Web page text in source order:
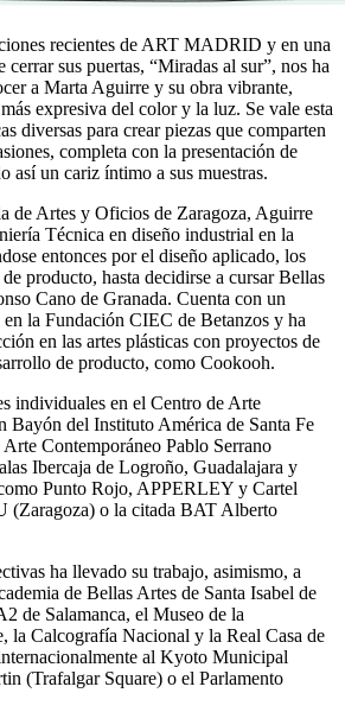
recientes de ART MADRID y en una
cerrar sus puertas, “Miradas al sur”, nos ha
a Marta Aguirre y su obra vibrante,
expresiva del color y la luz. Se vale esta
diversas para crear piezas que comparten
completa con la presentación de
así un cariz íntimo a sus muestras.
de Artes y Oficios de Zaragoza, Aguirre
Técnica en diseño industrial en la
entonces por el diseño aplicado, los
producto, hasta decidirse a cursar Bellas
Cano de Granada. Cuenta con un
la Fundación CIEC de Betanzos y ha
en las artes plásticas con proyectos de
de producto, como Cookooh.
individuales en el Centro de Arte
Bayón del Instituto América de Santa Fe
Contemporáneo Pablo Serrano
Ibercaja de Logroño, Guadalajara y
Punto Rojo, APPERLEY y Cartel
(Zaragoza) o la citada BAT Alberto
ha llevado su trabajo, asimismo, a
de Bellas Artes de Santa Isabel de
de Salamanca, el Museo de la
la Calcografía Nacional y la Real Casa de
al Kyoto Municipal
(Trafalgar Square) o el Parlamento